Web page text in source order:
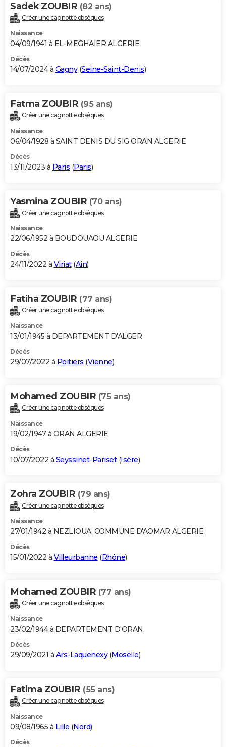
Bricolage
Lifestyle
Culture
Sport
Auto
Television
Voyage
Cinema
Sadek ZOUBIR (82 ans)
Créer une cagnotte obsèques
Naissance
04/09/1941 à EL-MEGHAIER ALGERIE
Décès
14/07/2024 à Gagny(Seine-Saint-Denis)
Fatma ZOUBIR (95 ans)
Créer une cagnotte obsèques
Naissance
06/04/1928 à SAINT DENIS DU SIG ORAN ALGERIE
Décès
13/11/2023 à Paris (Paris)
Yasmina ZOUBIR (70 ans)
Créer une cagnotte obsèques
Naissance
22/06/1952 à BOUDOUAOU ALGERIE
Décès
24/11/2022 à Viriat(Ain)
Fatiha ZOUBIR (77 ans)
Créer une cagnotte obsèques
Naissance
13/01/1945 à DEPARTEMENT D'ALGER
Décès
29/07/2022 à Poitiers (Vienne)
Mohamed ZOUBIR (75 ans)
Créer une cagnotte obsèques
Naissance
19/02/1947 à ORAN ALGERIE
Décès
10/07/2022 à Seyssinet-Pariset(Isère)
Zohra ZOUBIR (79 ans)
Créer une cagnotte obsèques
Naissance
27/01/1942 à NEZLIOUA, COMMUNE D'AOMAR ALGERIE
Décès
15/01/2022 à Villeurbanne (Rhône)
Mohamed ZOUBIR (77 ans)
Créer une cagnotte obsèques
Naissance
23/02/1944 à DEPARTEMENT D'ORAN
Décès
29/09/2021 à Ars-Laquenexy(Moselle)
Fatima ZOUBIR (55 ans)
Créer une cagnotte obsèques
Naissance
09/08/1965 à Lille (Nord)
Décès